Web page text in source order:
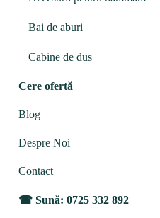
Bai de aburi
Cabine de dus
Cere ofertă
Blog
Despre Noi
Contact
Sună: 0725 332 892